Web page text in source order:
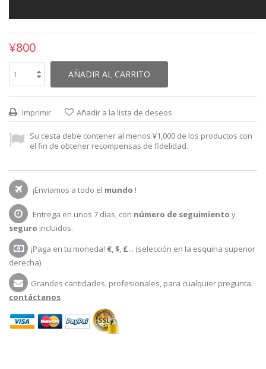
¥800
AÑADIR AL CARRITO
Imprimir Añadir a la lista de deseos
Su cesta debe contener al menos ¥1,000 de los productos con
el fin de obtener recompensas de fidelidad.
¡Enviamos a todo el mundo !
Entrega en unos 7 días, con número de seguimiento y
seguro incluidos.
¡Paga en tu moneda! €,$, £... (selección en la esquina superior
derecha)
Grandes cantidades, profesionales, para cualquier pregunta:
contáctanos